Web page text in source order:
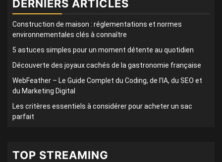
DERNIERS ARTICLES
Construction de maison : réglementations et normes
environnementales clés à connaître
5 astuces simples pour un moment détente au quotidien
Découverte des joyaux cachés de la gastronomie française
WebFeather – Le Guide Complet du Coding, de l’IA, du SEO et
du Marketing Digital
Les critères essentiels à considérer pour acheter un sac
parfait
TOP STREAMING